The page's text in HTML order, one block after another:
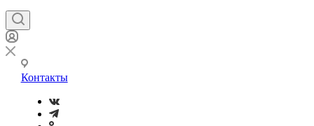
Контакты